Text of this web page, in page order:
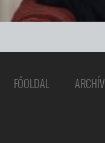
FŐOLDAL ARCHÍV